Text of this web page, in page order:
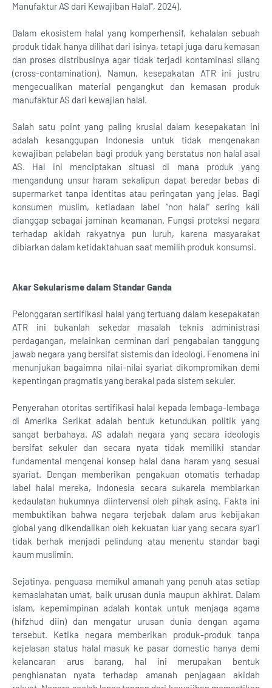
Manufaktur AS dari Kewajiban Halal", 2024).
Dalam ekosistem halal yang komperhensif, kehalalan sebuah
produk tidak hanya dilihat dari isinya, tetapi juga daru kemasan
dan proses distribusinya agar tidak terjadi kontaminasi silang
(cross-contamination). Namun, kesepakatan ATR ini justru
mengecualikan material pengangkut dan kemasan produk
manufaktur AS dari kewajian halal.
Salah satu point yang paling krusial dalam kesepakatan ini
adalah kesanggupan Indonesia untuk tidak mengenakan
kewajiban pelabelan bagi produk yang berstatus non halal asal
AS. Hal ini menciptakan situasi di mana produk yang
mengandung unsur haram sekalipun dapat beredar bebas di
supermarket tanpa identitas atau peringatan yang jelas. Bagi
konsumen muslim, ketiadaan label “non halal” sering kali
dianggap sebagai jaminan keamanan. Fungsi proteksi negara
terhadap akidah rakyatnya pun luruh, karena masyarakat
dibiarkan dalam ketidaktahuan saat memilih produk konsumsi.
Akar Sekularisme dalam Standar Ganda
Pelonggaran sertifikasi halal yang tertuang dalam kesepakatan
ATR ini bukanlah sekedar masalah teknis administrasi
perdagangan, melainkan cerminan dari pengabaian tanggung
jawab negara yang bersifat sistemis dan ideologi. Fenomena ini
menunjukan bagaimna nilai-nilai syariat dikompromikan demi
kepentingan pragmatis yang berakal pada sistem sekuler.
Penyerahan otoritas sertifikasi halal kepada lembaga-lembaga
di Amerika Serikat adalah bentuk ketundukan politik yang
sangat berbahaya. AS adalah negara yang secara ideologis
bersifat sekuler dan secara nyata tidak memiliki standar
fundamental mengenai konsep halal dana haram yang sesuai
syariat. Dengan memberikan pengakuan otomatis terhadap
label halal mereka, Indonesia secara sukarela membiarkan
kedaulatan hukumnya diintervensi oleh pihak asing. Fakta ini
membuktikan bahwa negara terjebak dalam arus kebijakan
global yang dikendalikan oleh kekuatan luar yang secara syar’I
tidak berhak menjadi pelindung atau menentu standar bagi
kaum muslimin.
Sejatinya, penguasa memikul amanah yang penuh atas setiap
kemaslahatan umat, baik urusan dunia maupun akhirat. Dalam
islam, kepemimpinan adalah kontak untuk menjaga agama
(hifzhud diin) dan mengatur urusan dunia dengan agama
tersebut. Ketika negara memberikan produk-produk tanpa
kejelasan status halal masuk ke pasar domestic hanya demi
kelancaran arus barang, hal ini merupakan bentuk
penghianatan nyata terhadap amanah penjagaan akidah